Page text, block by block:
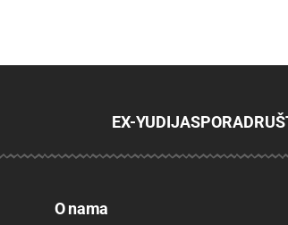
EX-YUDIJASPORA
O nama